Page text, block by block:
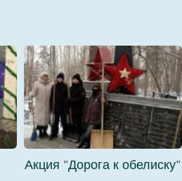
Акция "Дорога к обелиску"